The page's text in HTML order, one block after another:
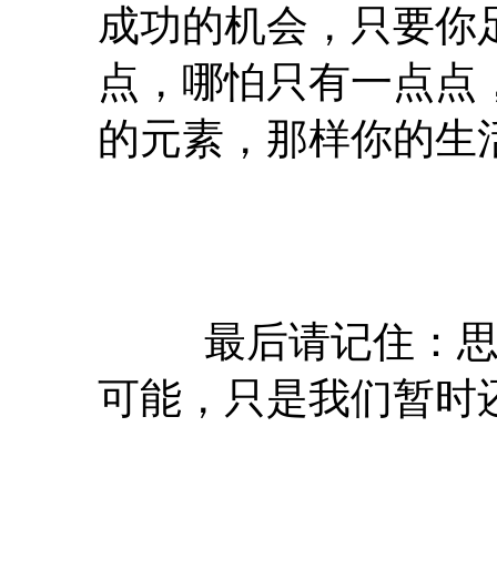
成功的机会，只要你
点，哪怕只有一点
的元素，那样你的生
最后请记住：思
可能，只是我们暂时